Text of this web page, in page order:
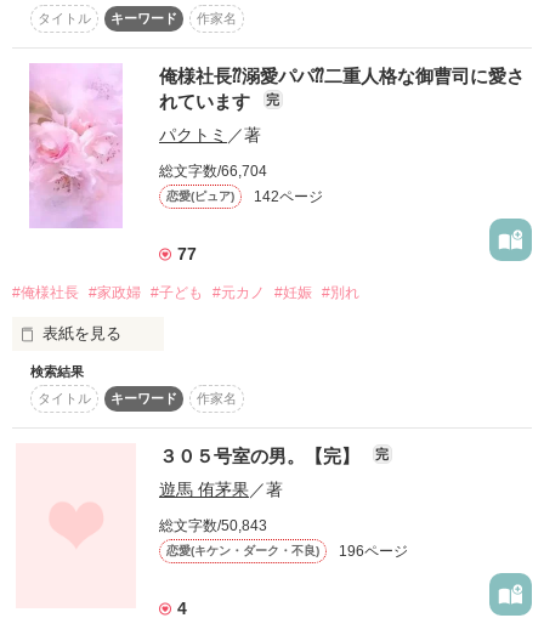
キミにこんな一面があったなんてね
その日から私はキミに恋をした……
ﾟ･*:.｡. .｡.:*･゜ﾟ･*:.｡. .｡.:*･゜
2014.08.25～2014.09.04
2015.06.25
文庫発売しました。
文庫とは内容が一部異なります。
ある日
玄関を開けたら
小さな男の子がいて……。
「パパ！」
いきなりそう言われた。
男の子が背負っていた
リュックの中から
タイトル
キーワード 作家名
俺様社長⁇溺愛パパ⁇二重人格な御曹司に愛さ
れています
完
パクトミ ／著
総文字数/66,704
恋愛(ピュア) 142ページ
77
#俺様社長 #家政婦 #子ども #元カノ #妊娠 #別れ
表紙を見る
親友の紹介で3か月間家政婦の仕事を
する事になった
その家は大手会社の社長の家
社長は若く…しかも超が付くほどのイケメン
…しかし
検索結果
タイトル
キーワード 作家名
３０５号室の男。【完】 完
遊馬 侑茅果／著
総文字数/50,843
恋愛(キケン・ダーク・不良) 196ページ
4